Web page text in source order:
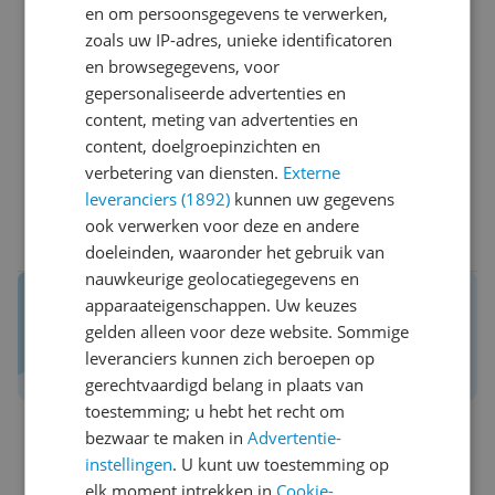
Gebruikersgemak
Batterijduur
Draagcomfort
Minpunten
Zware bas
Ja, ik beveel dit product aan
0 reactiesReageer
Reviews van echte kopers.
Daar maak je een betere keuze mee!
Schrijf een review over Kieskeurig.nl
c*******@g******** 17-11-2025 Algemene score
en om persoonsgegevens te verwerken,
zoals uw IP-adres, unieke identificatoren
en browsegegevens, voor
gepersonaliseerde advertenties en
content, meting van advertenties en
content, doelgroepinzichten en
verbetering van diensten. Externe
leveranciers (1892) kunnen uw gegevens
ook verwerken voor deze en andere
doeleinden, waaronder het gebruik van
nauwkeurige geolocatiegegevens en
apparaateigenschappen. Uw keuzes
gelden alleen voor deze website. Sommige
leveranciers kunnen zich beroepen op
gerechtvaardigd belang in plaats van
toestemming; u hebt het recht om
bezwaar te maken inAdvertentie-
instellingen. U kunt uw toestemming op
elk moment intrekken in Cookie-